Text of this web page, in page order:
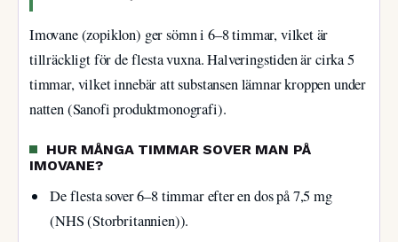
Imovane (zopiklon) ger sömn i 6–8 timmar, vilket är
tillräckligt för de flesta vuxna. Halveringstiden är cirka 5
timmar, vilket innebär att substansen lämnar kroppen under
natten (Sanofi produktmonografi).
HUR MÅNGA TIMMAR SOVER MAN PÅ
IMOVANE?
De flesta sover 6–8 timmar efter en dos på 7,5 mg
(NHS (Storbritannien)).